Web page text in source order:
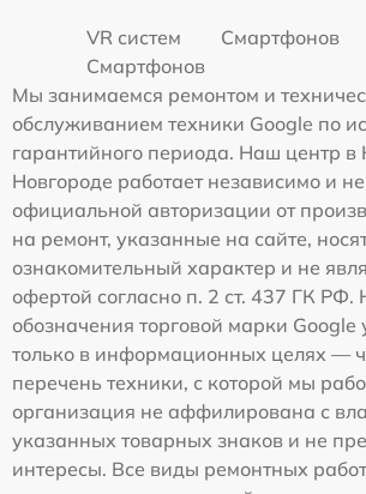
VR систем
Смартфонов
Смартфонов
Мы занимаемся ремонтом и
обслуживанием техники Google по
гарантийного периода. Наш центр
Новгороде работает независимо и
официальной авторизации от
на ремонт, указанные на сайте,
ознакомительный характер и не
офертой согласно п. 2 ст. 437 ГК РФ.
обозначения торговой марки
только в информационных целях —
перечень техники, с которой мы
организация не аффилирована с
указанных товарных знаков и не
интересы. Все виды ремонтных